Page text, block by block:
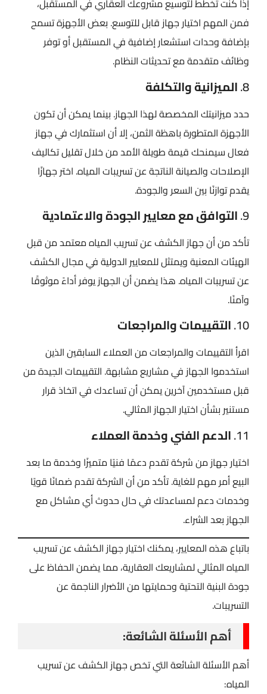
إذا كنت تخطط لتوسيع مشروعك العقاري في المستقبل،
فمن المهم اختيار جهاز قابل للتوسع. بعض الأجهزة تسمح
بإضافة وحدات استشعار إضافية في المستقبل أو توفر
وظائف متقدمة مع تحديثات النظام.
8. الميزانية والتكلفة
حدد ميزانيتك المخصصة لهذا الجهاز. بينما يمكن أن تكون
الأجهزة المتطورة باهظة الثمن، إلا أن استثمارك في جهاز
فعال سيمنحك قيمة طويلة الأمد من خلال تقليل تكاليف
الإصلاحات والصيانة الناتجة عن تسريبات المياه. اختر جهازًا
يقدم توازنًا بين السعر والجودة.
9. التوافق مع معايير الجودة والاعتمادية
تأكد من أن جهاز الكشف عن تسريب المياه معتمد من قبل
الهيئات المعنية ويمتثل للمعايير الدولية في مجال الكشف
عن تسريبات المياه. هذا يضمن أن الجهاز يوفر أداءً موثوقًا
وآمنًا.
10. التقييمات والمراجعات
اقرأ التقييمات والمراجعات من العملاء السابقين الذين
استخدموا الجهاز في مشاريع مشابهة. التقييمات الجيدة من
قبل مستخدمين آخرين يمكن أن تساعدك في اتخاذ قرار
مستنير بشأن اختيار الجهاز المثالي.
11. الدعم الفني وخدمة العملاء
اختيار جهاز من شركة تقدم دعمًا فنيًا متميزًا وخدمة ما بعد
البيع أمر مهم للغاية. تأكد من أن الشركة تقدم ضمانًا قويًا
وخدمات دعم لمساعدتك في حال حدوث أي مشاكل مع
الجهاز بعد الشراء.
باتباع هذه المعايير، يمكنك اختيار جهاز الكشف عن تسريب
المياه المثالي لمشاريعك العقارية، مما يضمن الحفاظ على
جودة البنية التحتية وحمايتها من الأضرار الناجمة عن
التسريبات.
أهم الأسئلة الشائعة:
أهم الأسئلة الشائعة التي تخص جهاز الكشف عن تسريب
المياه: